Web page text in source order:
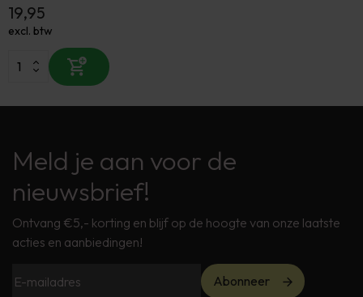
19,95
excl. btw
Meld je aan voor de
nieuwsbrief!
Ontvang €5,- korting en blijf op de hoogte van onze laatste
acties en aanbiedingen!
Abonneer